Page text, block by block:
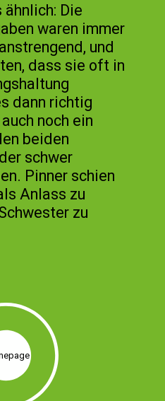
ähnlich: Die
waren immer
und
dass sie oft in
dann richtig
noch ein
beiden
schwer
Pinner schien
Anlass zu
zu